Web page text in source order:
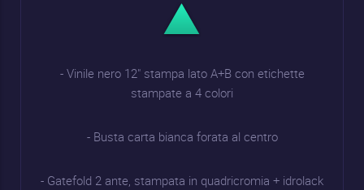
- Vinile nero 12" stampa lato A+B con etichette
stampate a 4 colori
- Busta carta bianca forata al centro
- Gatefold 2 ante, stampata in quadricromia + idrolack